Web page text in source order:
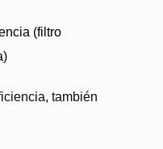
(filtro
también